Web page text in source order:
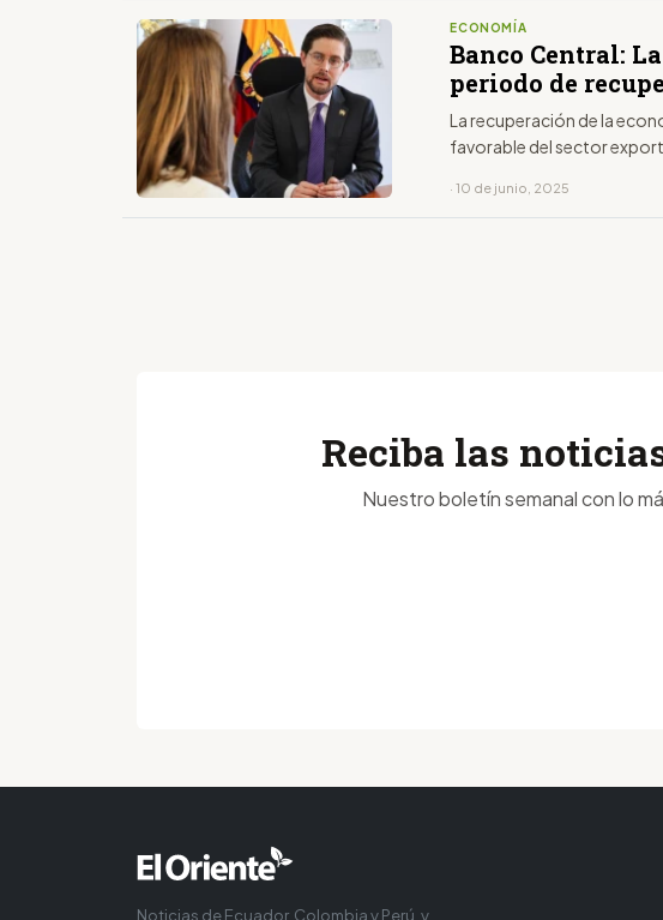
ECONOMÍA
Banco Central:
periodo de
La recuperación de la
favorable del sector
· 10 de junio, 2025
Reciba las
Nuestro boletín semanal con lo
Noticias de Ecuador, Colombia y Perú, y